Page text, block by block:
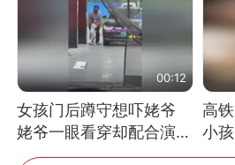
00:12
女孩门后蹲守想吓姥爷
姥爷一眼看穿却配合演出
网友：姥爷的演技我打满
高
小
一